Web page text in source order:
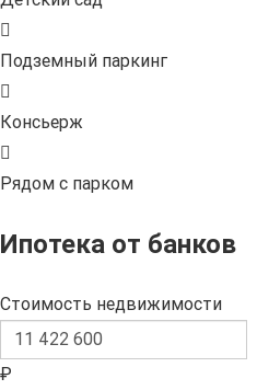
Подземный паркинг
Консьерж
Рядом с парком
Ипотека от банков
Стоимость недвижимости
₽